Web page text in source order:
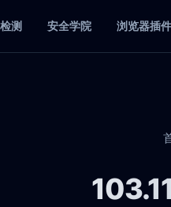
测 安全学院 浏览器插件